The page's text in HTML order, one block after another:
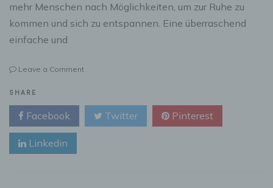
mehr Menschen nach Möglichkeiten, um zur Ruhe zu
kommen und sich zu entspannen. Eine überraschend
einfache und
Leave a Commenton
Wirkung
von
Malbüchern:
SHARE
Facebook Twitter Pinterest
Linkedin